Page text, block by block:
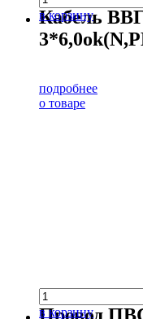
в корзину
Кабель
подробнее
о товаре
в корзину